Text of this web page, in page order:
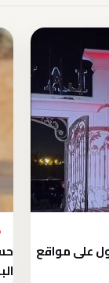
على مواقع